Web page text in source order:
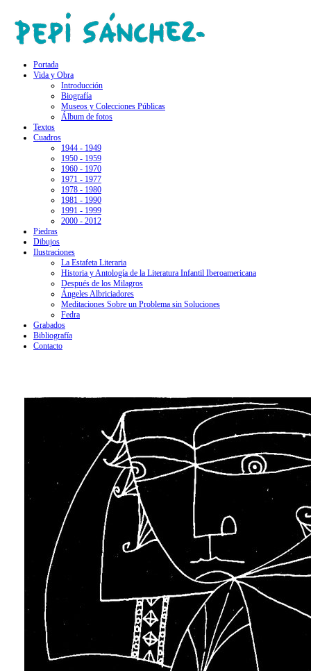
Portada
Vida y Obra
Introducción
Biografía
Museos y Colecciones Públicas
Álbum de fotos
Textos
Cuadros
1944 - 1949
1950 - 1959
1960 - 1970
1971 - 1977
1978 - 1980
1981 - 1990
1991 - 1999
2000 - 2012
Piedras
Dibujos
Ilustraciones
La Estafeta Literaria
Historia y Antología de la Literatura Infantil Iberoamericana
Después de los Milagros
Ángeles Albriciadores
Meditaciones Sobre un Problema sin Soluciones
Fedra
Grabados
Bibliografía
Contacto